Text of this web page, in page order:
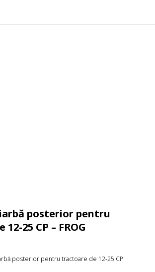
posterior pentru
25 CP – FROG
posterior pentru tractoare de 12-25 CP